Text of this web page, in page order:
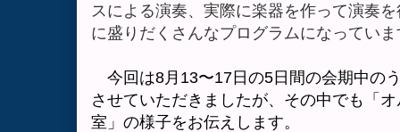
スによる演奏、実際に楽器を作って演奏
に盛りだくさんなプログラムになっていま
今回は8 月 13〜17日の5日間の会期中の
させていただきましたが、その中でも「
室」の様子をお伝えします。